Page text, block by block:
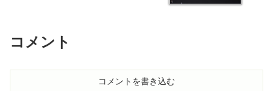
コメント
コメントを書き込む